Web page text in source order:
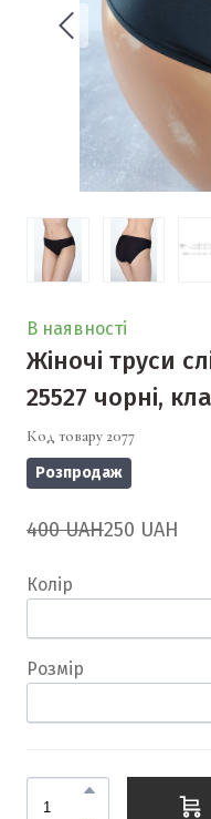
В наявності
Жіночі труси
25527 чорні,
Код товару 2077
Розпродаж
400 UAH250 UAH
Колір
Розмір